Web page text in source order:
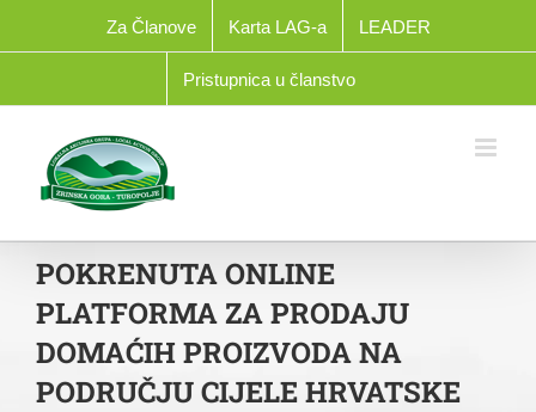
content
Za Članove Karta LAG-a LEADER
Pristupnica u članstvo
POKRENUTA ONLINE
PLATFORMA ZA PRODAJU
DOMAĆIH PROIZVODA NA
PODRUČJU CIJELE HRVATSKE